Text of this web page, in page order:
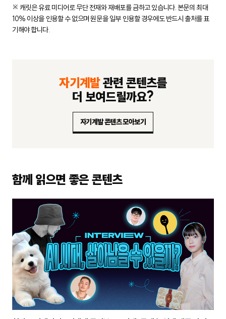
※ 캐릿은 유료 미디어로 무단 전재와 재배포를 금하고 있습니다. 본문의 최대
10% 이상을 인용할 수 없으며 원문을 일부 인용할 경우에도 반드시 출처를 표
기해야 합니다.
자기계발관련 콘텐츠를
더 보여드릴까요?
자기계발 콘텐츠 모아보기
함께 읽으면 좋은 콘텐츠